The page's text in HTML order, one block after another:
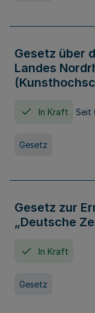
Gesetz über
Landes
In Kraft Seit
Gesetz
Gesetz zur
„Deutsche
In Kraft
Gesetz